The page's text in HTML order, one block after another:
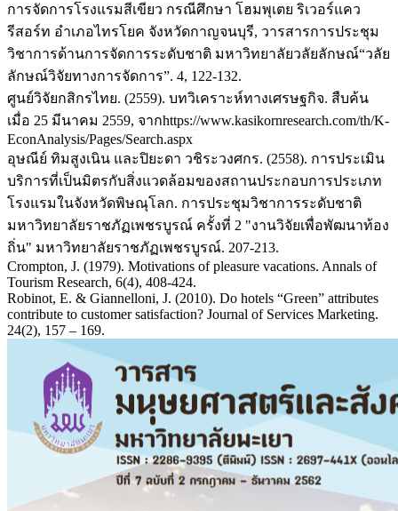
การจัดการโรงแรมสีเขียว กรณีศึกษา โฮมพุเตย ริเวอร์แคว
รีสอร์ท อำเภอไทรโยค จังหวัดกาญจนบุรี, วารสารการประชุม
วิชาการด้านการจัดการระดับชาติ มหาวิทยาลัยวลัยลักษณ์“วลัย
ลักษณ์วิจัยทางการจัดการ”. 4, 122-132.
ศูนย์วิจัยกสิกรไทย. (2559). บทวิเคราะห์ทางเศรษฐกิจ. สืบค้น
เมื่อ 25 มีนาคม 2559, จากhttps://www.kasikornresearch.com/th/K-
EconAnalysis/Pages/Search.aspx
อุษณีย์ ทิมสูงเนิน และปิยะดา วชิระวงศกร. (2558). การประเมิน
บริการที่เป็นมิตรกับสิ่งแวดล้อมของสถานประกอบการประเภท
โรงแรมในจังหวัดพิษณุโลก. การประชุมวิชาการระดับชาติ
มหาวิทยาลัยราชภัฏเพชรบูรณ์ ครั้งที่ 2 "งานวิจัยเพื่อพัฒนาท้อง
ถิ่น" มหาวิทยาลัยราชภัฏเพชรบูรณ์. 207-213.
Crompton, J. (1979). Motivations of pleasure vacations. Annals of
Tourism Research, 6(4), 408-424.
Robinot, E. & Giannelloni, J. (2010). Do hotels “Green” attributes
contribute to customer satisfaction? Journal of Services Marketing.
24(2), 157 – 169.